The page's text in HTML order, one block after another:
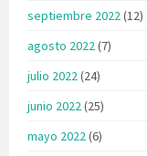
septiembre 2022(12)
agosto 2022(7)
julio 2022(24)
junio 2022(25)
mayo 2022(6)